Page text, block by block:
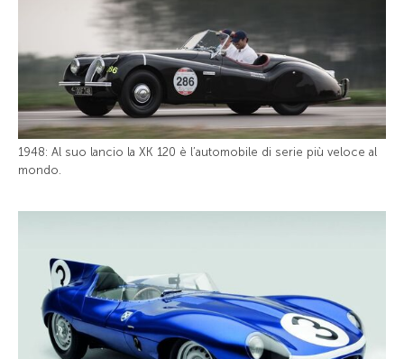
1948: Al suo lancio la XK 120 è l’automobile di serie più veloce al
mondo.